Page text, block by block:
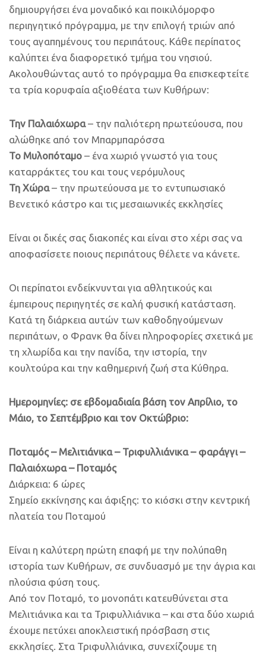
δημιουργήσει ένα μοναδικό και ποικιλόμορφο
περιηγητικό πρόγραμμα, με την επιλογή τριών από
τους αγαπημένους του περιπάτους. Κάθε περίπατος
καλύπτει ένα διαφορετικό τμήμα του νησιού.
Ακολουθώντας αυτό το πρόγραμμα θα επισκεφτείτε
τα τρία κορυφαία αξιοθέατα των Κυθήρων:
Την Παλαιόχωρα– την παλιότερη πρωτεύουσα, που
αλώθηκε από τον Μπαρμπαρόσσα
Το Μυλοπόταμο – ένα χωριό γνωστό για τους
καταρράκτες του και τους νερόμυλους
Τη Χώρα– την πρωτεύουσα με το εντυπωσιακό
Βενετικό κάστρο και τις μεσαιωνικές εκκλησίες
Είναι οι δικές σας διακοπές και είναι στο χέρι σας να
αποφασίσετε ποιους περιπάτους θέλετε να κάνετε.
Οι περίπατοι ενδείκνυνται για αθλητικούς και
έμπειρους περιηγητές σε καλή φυσική κατάσταση.
Κατά τη διάρκεια αυτών των καθοδηγούμενων
περιπάτων, ο Φρανκ θα δίνει πληροφορίες σχετικά με
τη χλωρίδα και την πανίδα, την ιστορία, την
κουλτούρα και την καθημερινή ζωή στα Κύθηρα.
Ημερομηνίες: σε εβδομαδιαία βάση τον Απρίλιο, το
Μάιο, το Σεπτέμβριο και τον Οκτώβριο:
Ποταμός – Μελιτιάνικα – Τριφυλλιάνικα – φαράγγι –
Παλαιόχωρα – Ποταμός
Διάρκεια: 6 ώρες
Σημείο εκκίνησης και άφιξης: το κιόσκι στην κεντρική
πλατεία του Ποταμού
Είναι η καλύτερη πρώτη επαφή με την πολύπαθη
ιστορία των Κυθήρων, σε συνδυασμό με την άγρια και
πλούσια φύση τους.
Από τον Ποταμό, το μονοπάτι κατευθύνεται στα
Μελιτιάνικα και τα Τριφυλλιάνικα – και στα δύο χωριά
έχουμε πετύχει αποκλειστική πρόσβαση στις
εκκλησίες. Στα Τριφυλλιάνικα, συνεχίζουμε τη